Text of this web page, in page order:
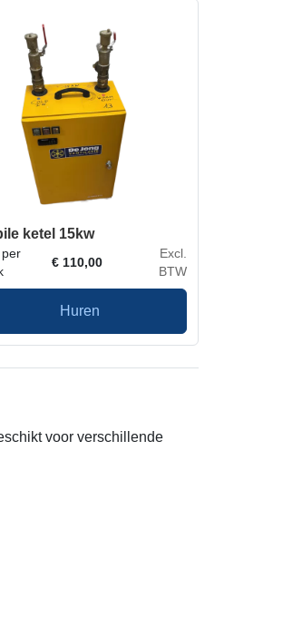
ketel 15kw
per
€ 110,00
Excl.
BTW
Huren
voor verschillende